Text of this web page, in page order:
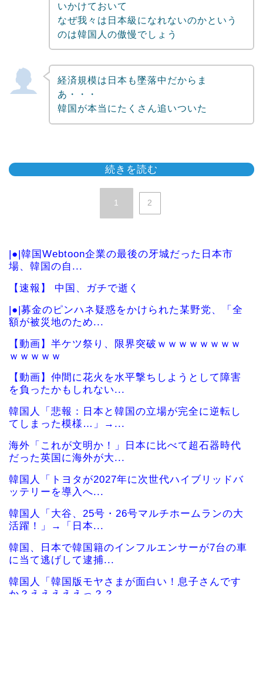
いかけておいて
なぜ我々は日本級になれないのかという
のは韓国人の傲慢でしょう
経済規模は日本も墜落中だからま
あ・・・
韓国が本当にたくさん追いついた
続きを読む
1 2
|●|韓国Webtoon企業の最後の牙城だった日本市
場、韓国の自...
【速報】 中国、ガチで逝く
|●|募金のピンハネ疑惑をかけられた某野党、「全
額が被災地のため...
【動画】半ケツ祭り、限界突破ｗｗｗｗｗｗｗｗ
ｗｗｗｗｗ
【動画】仲間に花火を水平撃ちしようとして障害
を負ったかもしれない...
韓国人「悲報：日本と韓国の立場が完全に逆転し
てしまった模様…」→...
海外「これが文明か！」日本に比べて超石器時代
だった英国に海外が大...
韓国人「トヨタが2027年に次世代ハイブリッドバ
ッテリーを導入へ...
韓国人「大谷、25号・26号マルチホームランの大
活躍！」→「日本...
韓国、日本で韓国籍のインフルエンサーが7台の車
に当て逃げして逮捕...
韓国人「韓国版モヤさまが面白い！息子さんです
か？えええええっ？？...